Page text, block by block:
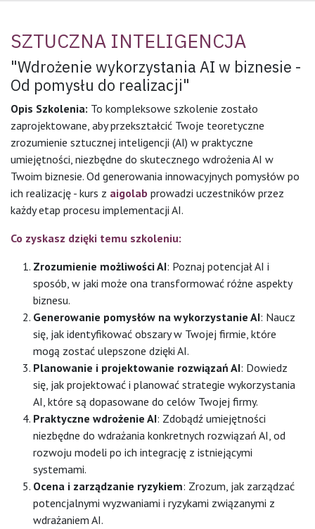
SZTUCZNA INTELIGENCJA
"Wdrożenie wykorzystania AI w biznesie -
Od pomysłu do realizacji"
Opis Szkolenia: To kompleksowe szkolenie zostało
zaprojektowane, aby przekształcić Twoje teoretyczne
zrozumienie sztucznej inteligencji (AI) w praktyczne
umiejętności, niezbędne do skutecznego wdrożenia AI w
Twoim biznesie. Od generowania innowacyjnych pomysłów po
ich realizację - kurs z aigolab prowadzi uczestników przez
każdy etap procesu implementacji AI.
Co zyskasz dzięki temu szkoleniu:
Zrozumienie możliwości AI: Poznaj potencjał AI i
sposób, w jaki może ona transformować różne aspekty
biznesu.
Generowanie pomysłów na wykorzystanie AI: Naucz
się, jak identyfikować obszary w Twojej firmie, które
mogą zostać ulepszone dzięki AI.
Planowanie i projektowanie rozwiązań AI: Dowiedz
się, jak projektować i planować strategie wykorzystania
AI, które są dopasowane do celów Twojej firmy.
Praktyczne wdrożenie AI: Zdobądź umiejętności
niezbędne do wdrażania konkretnych rozwiązań AI, od
rozwoju modeli po ich integrację z istniejącymi
systemami.
Ocena i zarządzanie ryzykiem: Zrozum, jak zarządzać
potencjalnymi wyzwaniami i ryzykami związanymi z
wdrażaniem AI.